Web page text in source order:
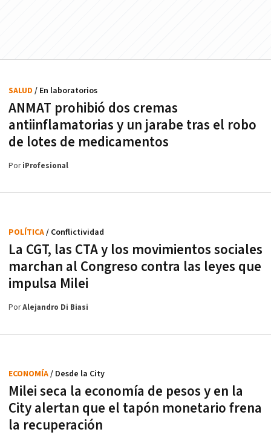
ANMAT prohibió dos cremas
antiinflamatorias y un jarabe tras el robo
de lotes de medicamentos
SALUD / En laboratorios
PoriProfesional
La CGT, las CTA y los movimientos sociales
marchan al Congreso contra las leyes que
impulsa Milei
POLÍTICA/ Conflictividad
PorAlejandro Di Biasi
Milei seca la economía de pesos y en la
City alertan que el tapón monetario frena
la recuperación
ECONOMÍA/ Desde la City